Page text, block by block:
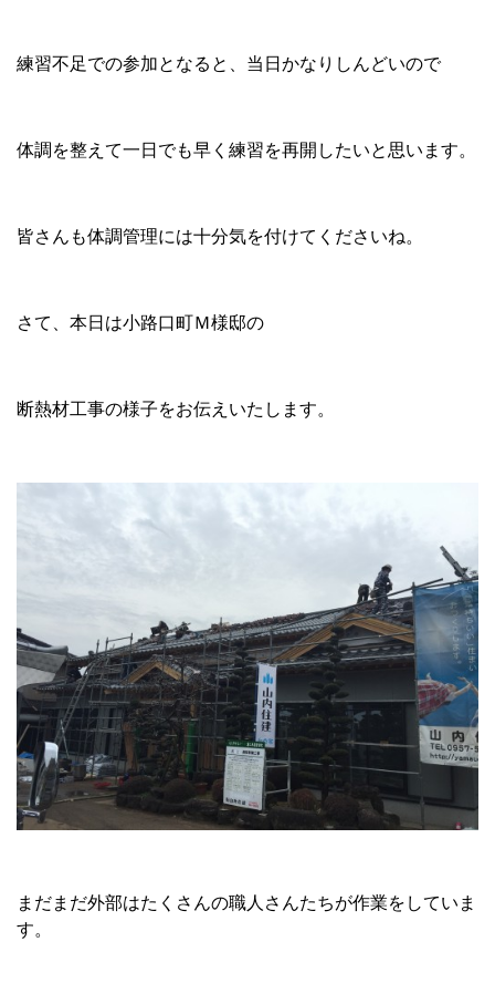
練習不足での参加となると、当日かなりしんどいので
体調を整えて一日でも早く練習を再開したいと思います。
皆さんも体調管理には十分気を付けてくださいね。
さて、本日は小路口町Ｍ様邸の
断熱材工事の様子をお伝えいたします。
まだまだ外部はたくさんの職人さんたちが作業をしていま
す。